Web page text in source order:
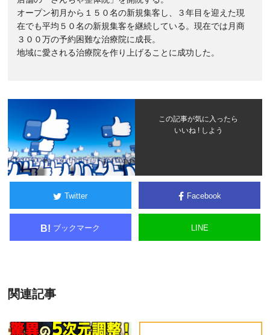
オープン初月から１５０名の新規集客し、３年目を迎えた現
在でも平均５０名の新規集客を継続している。現在では月商
３００万の予約困難な治療院に成長。
地域に愛される治療院を作り上げることに成功した。
この記事が気に入ったら
いいね ! しよう
Twitter Facebook
B! ブックマーク LINE
関連記事